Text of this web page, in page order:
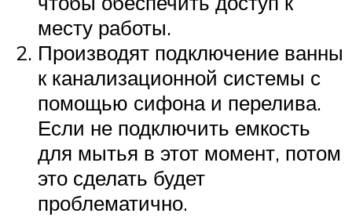
месту работы.
Производят подключение ванны
к канализационной системы с
помощью сифона и перелива.
Если не подключить емкость
для мытья в этот момент, потом
это сделать будет
проблематично.